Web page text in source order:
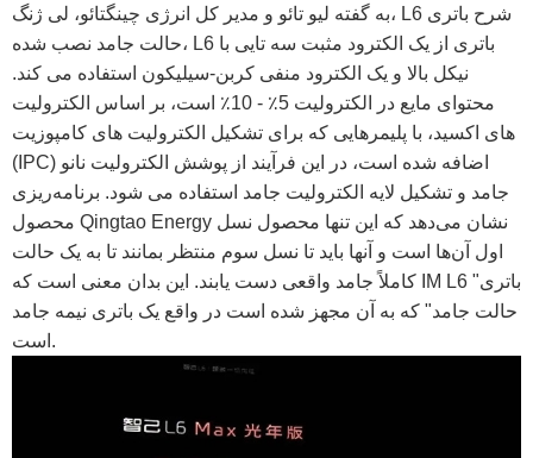
به گفته لیو تائو و مدیر کل انرژی چینگتائو، لی ژنگ، L6 شرح باتری
حالت جامد نصب شده، L6 باتری از یک الکترود مثبت سه تایی با
نیکل بالا و یک الکترود منفی کربن-سیلیکون استفاده می کند.
محتوای مایع در الکترولیت 5٪ - 10٪ است، بر اساس الکترولیت
های اکسید، با پلیمرهایی که برای تشکیل الکترولیت های کامپوزیت
(IPC) اضافه شده است، در این فرآیند از پوشش الکترولیت نانو
جامد و تشکیل لایه الکترولیت جامد استفاده می شود. برنامه‌ریزی
محصول Qingtao Energy نشان می‌دهد که این تنها محصول نسل
اول آن‌ها است و آنها باید تا نسل سوم منتظر بمانند تا به یک حالت
کاملاً جامد واقعی دست یابند. این بدان معنی است که IM L6 "باتری
حالت جامد" که به آن مجهز شده است در واقع یک باتری نیمه جامد
است.